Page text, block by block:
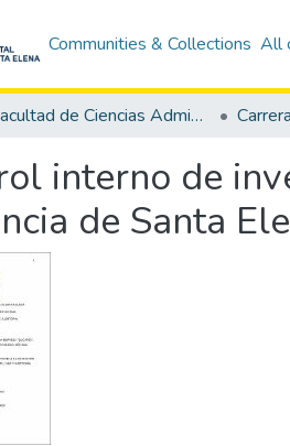
Communities & Collections All
Facultad de Ciencias Administrativas
interno de
de Santa